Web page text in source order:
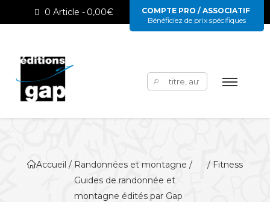
0 Article 0,00€
COMPTE PRO / ASSOCIATIF
Bénéficiez de prix spécifiques
Rechercher :
Accueil / Randonnées et montagne /
Guides de randonnée et
montagne édités par Gap
/ Fitness